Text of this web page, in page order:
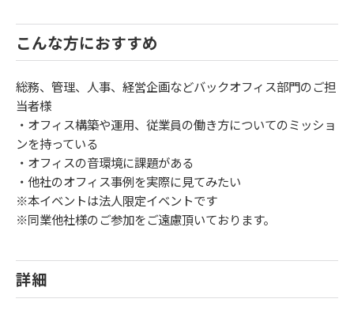
こんな方におすすめ
総務、管理、人事、経営企画などバックオフィス部門のご担
当者様
・オフィス構築や運用、従業員の働き方についてのミッショ
ンを持っている
・オフィスの音環境に課題がある
・他社のオフィス事例を実際に見てみたい
※本イベントは法人限定イベントです
※同業他社様のご参加をご遠慮頂いております。
詳細